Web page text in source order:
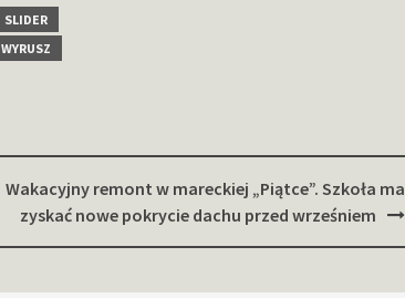
SLIDER
WYRUSZ
Wakacyjny remont w mareckiej „Piątce”. Szkoła ma
zyskać nowe pokrycie dachu przed wrześniem